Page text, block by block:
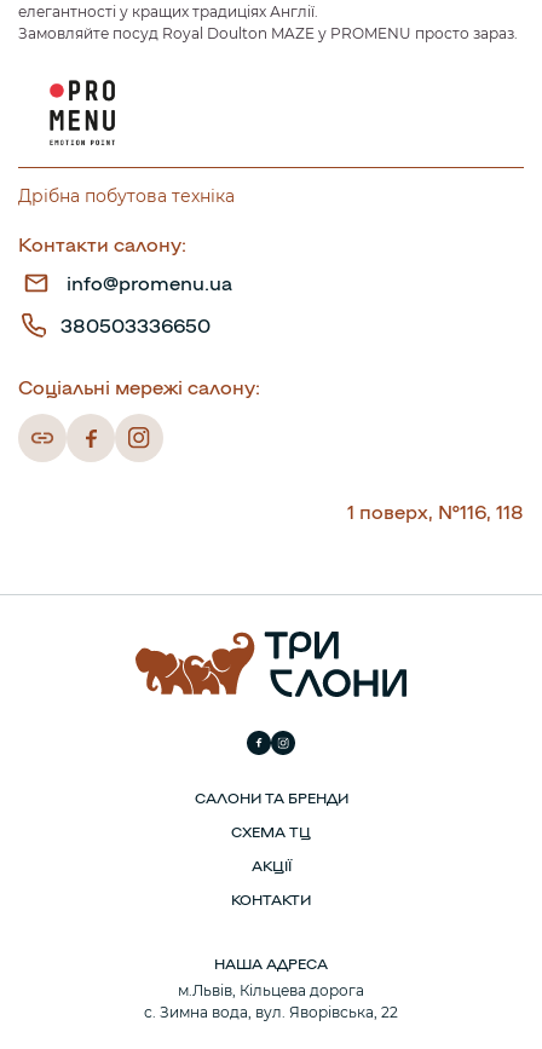
Дрібна побутова техніка
Контакти салону:
info@promenu.ua
380503336650
Соціальні мережі салону:
1 поверх, №116, 118
елегантності у кращих традиціях Англії.
Замовляйте посуд Royal Doulton MAZE у PROMENU просто зараз.
САЛОНИ ТА БРЕНДИ
СХЕМА ТЦ
АКЦІЇ
КОНТАКТИ
НАША АДРЕСА
м.Львів, Кільцева дорога
с. Зимна вода, вул. Яворівська, 22